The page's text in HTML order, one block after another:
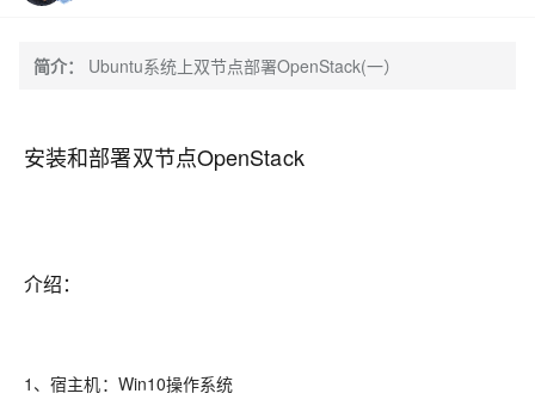
简介： Ubuntu系统上双节点部署OpenStack(一）
安装和部署双节点OpenStack
介绍：
1、宿主机：Win10操作系统